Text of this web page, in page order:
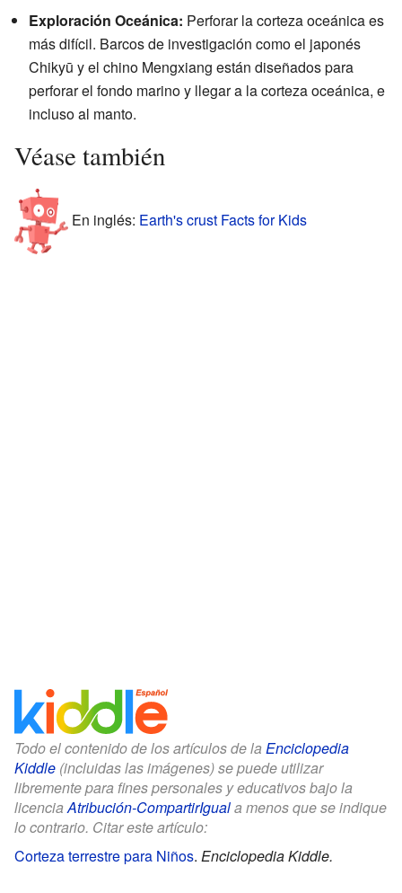
Exploración Oceánica: Perforar la corteza oceánica es
más difícil. Barcos de investigación como el japonés
Chikyū y el chino Mengxiang están diseñados para
perforar el fondo marino y llegar a la corteza oceánica, e
incluso al manto.
Véase también
En inglés: Earth's crust Facts for Kids
Todo el contenido de los artículos de la Enciclopedia
Kiddle (incluidas las imágenes) se puede utilizar
libremente para fines personales y educativos bajo la
licenciaAtribución-CompartirIguala menos que se indique
lo contrario. Citar este artículo:
Corteza terrestre para Niños. Enciclopedia Kiddle.